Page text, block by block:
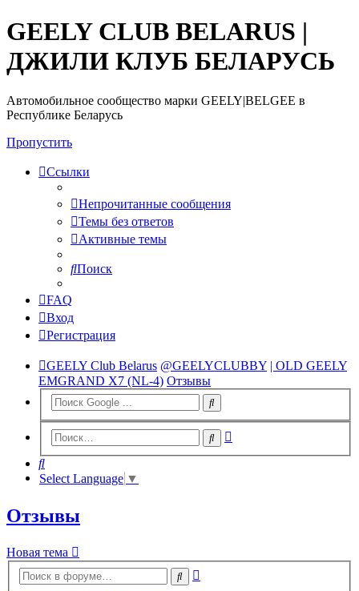
GEELY CLUB BELARUS |
ДЖИЛИ КЛУБ БЕЛАРУСЬ
Автомобильное сообщество марки GEELY|BELGEE в
Республике Беларусь
Пропустить
Ссылки
Непрочитанные сообщения
Темы без ответов
Активные темы
Поиск
FAQ
Вход
Регистрация
GEELY Club Belarus @GEELYCLUBBY | OLD GEELY
EMGRAND X7 (NL-4) Отзывы
Поиск
Поиск
Select Language ▼
Отзывы
Новая тема
Поиск